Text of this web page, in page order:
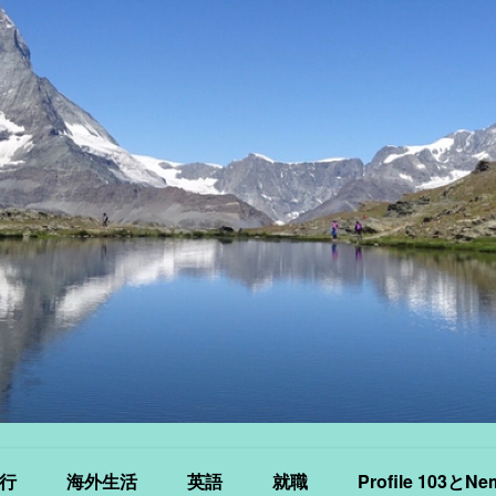
海外生活 英語 就職 Profile 103と